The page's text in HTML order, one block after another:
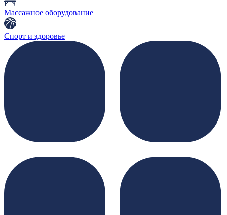
Массажное оборудование
Спорт и здоровье